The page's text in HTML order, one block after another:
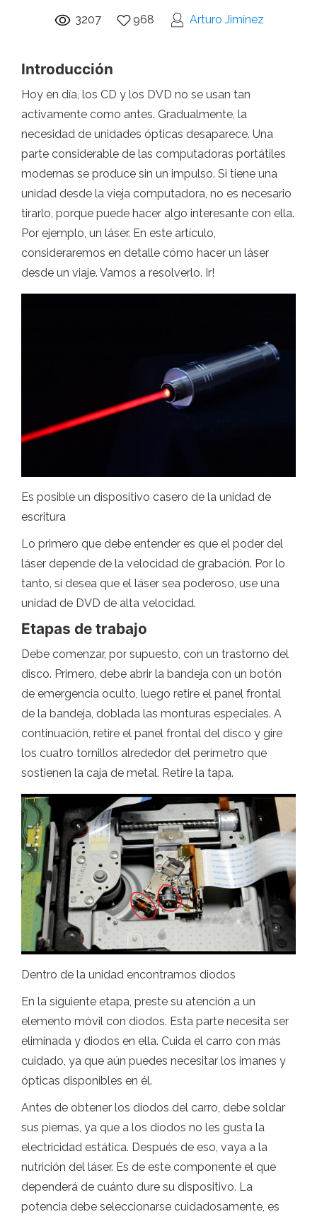
3207 968 Arturo Jimínez
Introducción
Hoy en día, los CD y los DVD no se usan tan
activamente como antes. Gradualmente, la
necesidad de unidades ópticas desaparece. Una
parte considerable de las computadoras portátiles
modernas se produce sin un impulso. Si tiene una
unidad desde la vieja computadora, no es necesario
tirarlo, porque puede hacer algo interesante con ella.
Por ejemplo, un láser. En este artículo,
consideraremos en detalle cómo hacer un láser
desde un viaje. Vamos a resolverlo. Ir!
Es posible un dispositivo casero de la unidad de
escritura
Lo primero que debe entender es que el poder del
láser depende de la velocidad de grabación. Por lo
tanto, si desea que el láser sea poderoso, use una
unidad de DVD de alta velocidad.
Etapas de trabajo
Debe comenzar, por supuesto, con un trastorno del
disco. Primero, debe abrir la bandeja con un botón
de emergencia oculto, luego retire el panel frontal
de la bandeja, doblada las monturas especiales. A
continuación, retire el panel frontal del disco y gire
los cuatro tornillos alrededor del perímetro que
sostienen la caja de metal. Retire la tapa.
Dentro de la unidad encontramos diodos
En la siguiente etapa, preste su atención a un
elemento móvil con diodos. Esta parte necesita ser
eliminada y diodos en ella. Cuida el carro con más
cuidado, ya que aún puedes necesitar los imanes y
ópticas disponibles en él.
Antes de obtener los diodos del carro, debe soldar
sus piernas, ya que a los diodos no les gusta la
electricidad estática. Después de eso, vaya a la
nutrición del láser. Es de este componente el que
dependerá de cuánto dure su dispositivo. La
potencia debe seleccionarse cuidadosamente, es